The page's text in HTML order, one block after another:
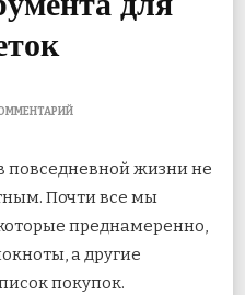
К
ZOHO
МНОГОФУНКЦИОНАЛЬНОГО
ОНЛАЙН-
ДЛЯ
СОЗДАНИЯ
повседневной жизни не
Почти все мы
преднамеренно,
а другие
покупок.